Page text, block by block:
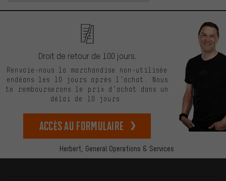
Herbert, General Operations & Services
Droit de retour de 100 jours.
Renvoie-nous la marchandise non-utilisée
endéans les 10 jours après l’achat. Nous
te rembourserons le prix d’achat dans un
délai de 10 jours.
Accès au formulaire